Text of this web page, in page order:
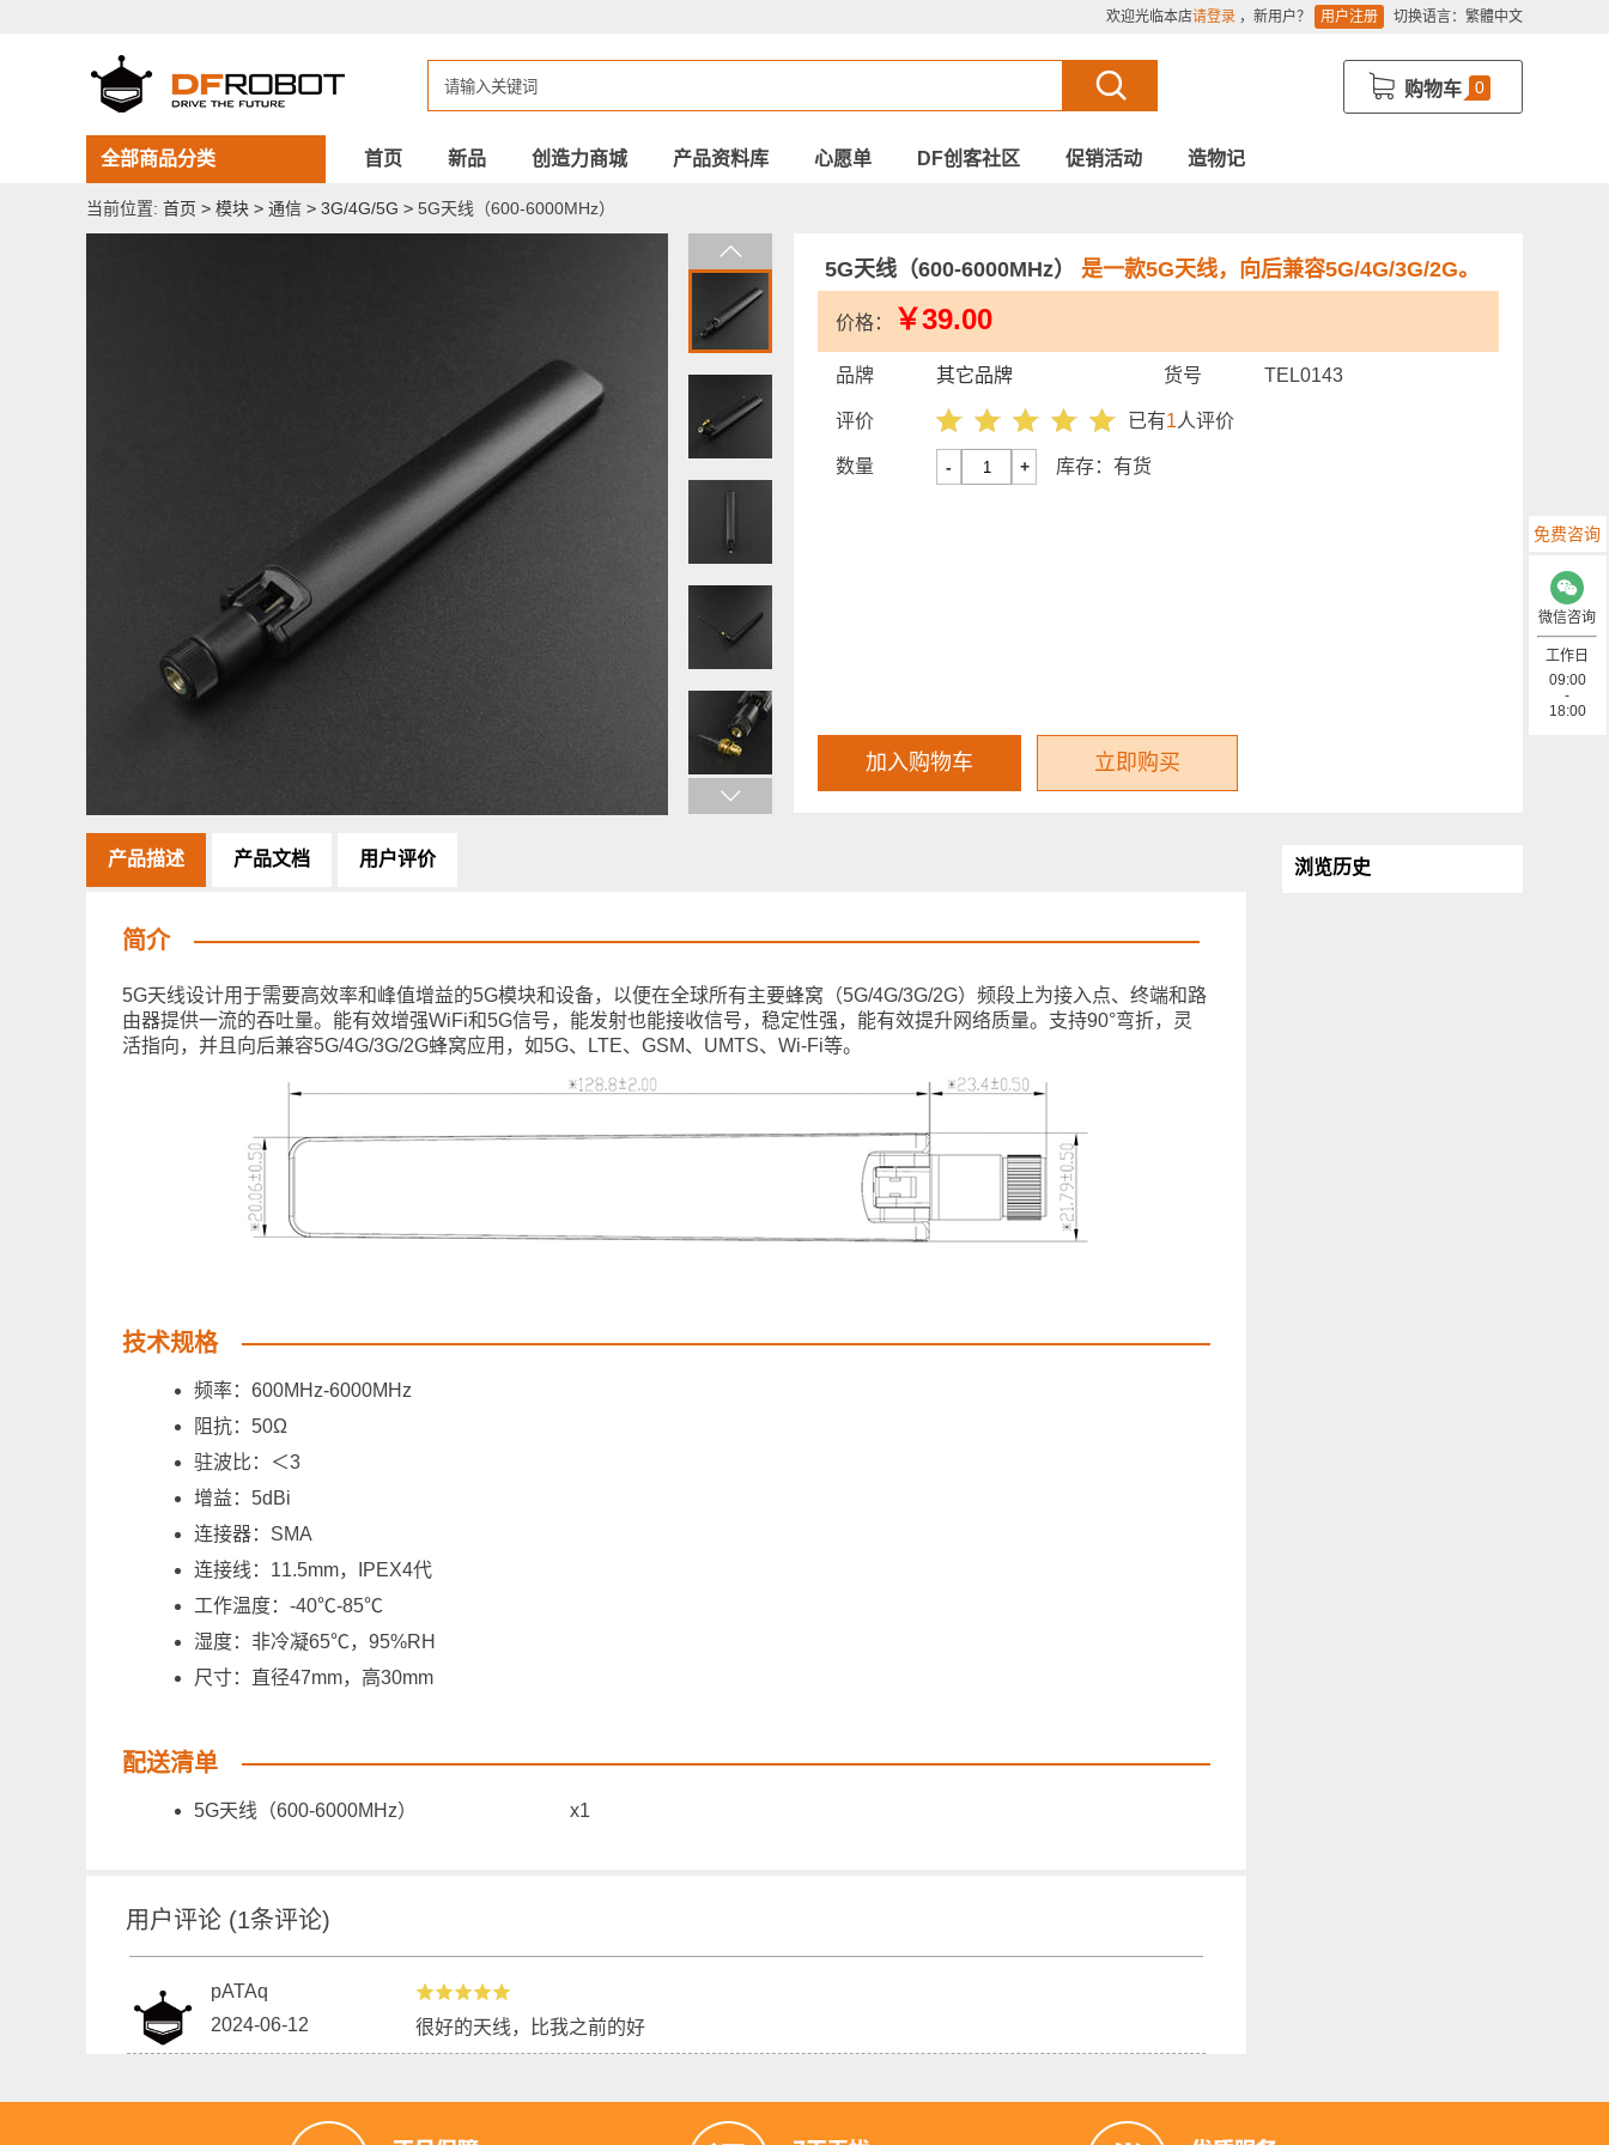
6000MHz）
欢迎光临本店请登录 ，新用户？ 用户注册 切换语言： 繁體中文
购物车 0
全部商品分类 首页 新品 创造力商城 产品资料库 心愿单 DF创客社区 促销活动 造物记
当前位置: 首页 > 模块 > 通信 > 3G/4G/5G > 5G天线（600-6000MHz）
5G天线（600-6000MHz） 是一款5G天线，向后兼容5G/4G/3G/2G。
价格： ￥39.00
品牌 其它品牌 货号 TEL0143
评价 已有1人评价
数量 - + 库存： 有货
加入购物车 立即购买
产品描述 产品文档 用户评价
简介
5G天线设计用于需要高效率和峰值增益的5G模块和设备，以便在全球所有主要蜂窝（5G/4G/3G/2G）频段上为接入点、终端和路
由器提供一流的吞吐量。能有效增强WiFi和5G信号，能发射也能接收信号，稳定性强，能有效提升网络质量。支持90°弯折，灵
活指向，并且向后兼容5G/4G/3G/2G蜂窝应用，如5G、LTE、GSM、UMTS、Wi-Fi等。
技术规格
频率：600MHz-6000MHz
阻抗：50Ω
驻波比：＜3
增益：5dBi
连接器：SMA
连接线：11.5mm，IPEX4代
工作温度：-40℃-85℃
湿度：非冷凝65℃，95%RH
尺寸：直径47mm，高30mm
配送清单
5G天线（600-6000MHz） x1
用户评论 (1条评论)
pATAq
2024-06-12
很好的天线，比我之前的好
浏览历史
免费咨询
微信咨询
工作日
09:00
-
18:00